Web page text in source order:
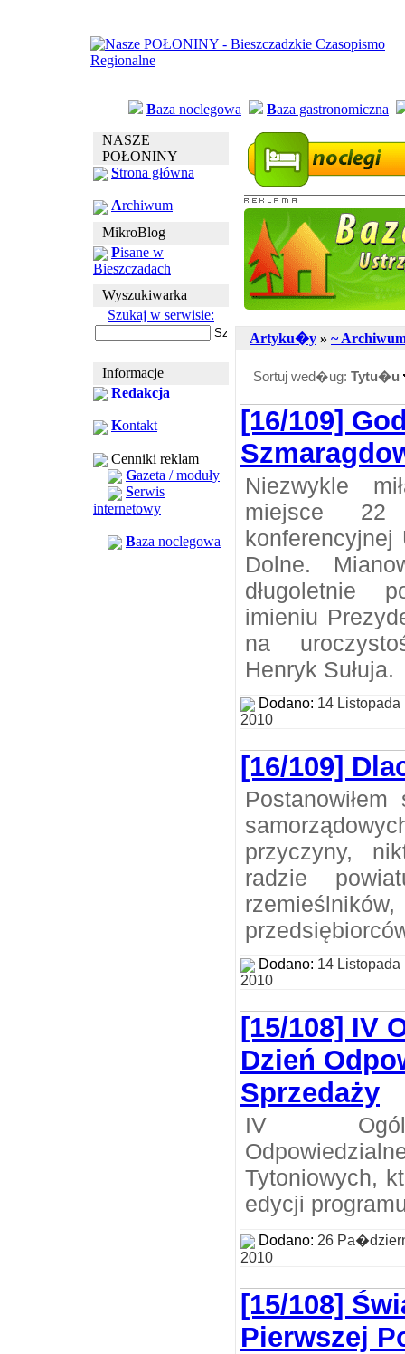
Baza noclegowa Baza gastronomiczna
NASZE
POŁONINY
Strona główna
Archiwum
MikroBlog
Pisane w
Bieszczadach
Wyszukiwarka
Szukaj w serwisie:
Informacje
Redakcja
Kontakt
Cenniki reklam
Gazeta / moduły
Serwis
internetowy
Baza noclegowa
Artyku�y » ~
Sortuj wed�ug: Tytu�u
[16/109]
Niezwykle
miejsce
konferencyjnej
Dolne.
długoletnie
imieniu
na
Henryk Sułuja.
Dodano: 14 Listopada
2010
[16/109]
przyczyny,
radzie
Dodano: 14 Listopada
2010
[15/108] IV
Dzień
Sprzedaży
IV
Tytoniowych,
edycji
Dodano: 26
2010
[15/108]
Pierwszej